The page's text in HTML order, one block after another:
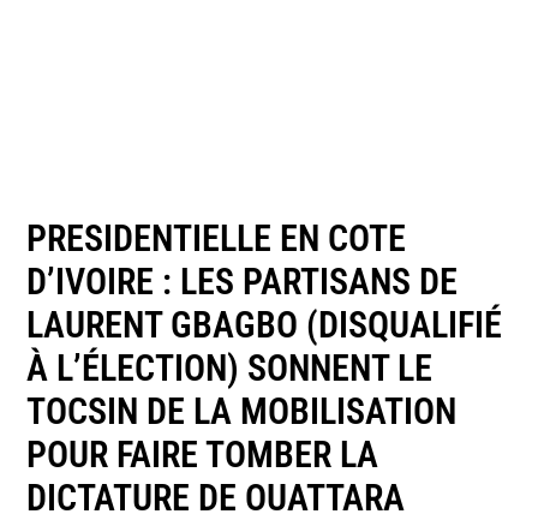
PRESIDENTIELLE EN COTE
D’IVOIRE : LES PARTISANS DE
LAURENT GBAGBO (DISQUALIFIÉ
À L’ÉLECTION) SONNENT LE
TOCSIN DE LA MOBILISATION
POUR FAIRE TOMBER LA
DICTATURE DE OUATTARA